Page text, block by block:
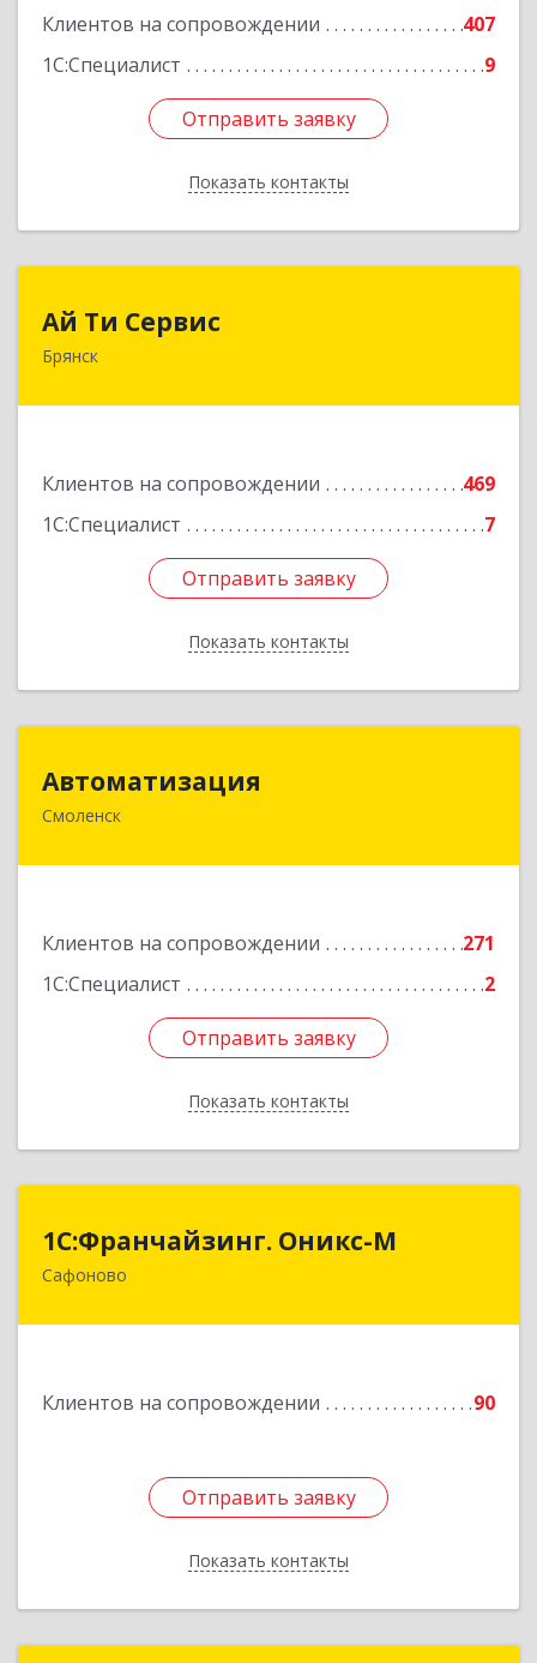
Клиентов на сопровождении
407
1С:Специалист
9
Отправить заявку
Показать контакты
Отправить заявку
Назад
Ай Ти Сервис
Брянск
Клиентов на сопровождении
469
1С:Специалист
7
Отправить заявку
Показать контакты
Отправить заявку
Назад
Автоматизация
Смоленск
Клиентов на сопровождении
271
1С:Специалист
2
Отправить заявку
Показать контакты
214019, Смоленская обл, Смоленск г, Марии
Отправить заявку
Назад
1С:Франчайзинг. Оникс-М
Сафоново
Клиентов на сопровождении 90
Отправить заявку
Показать контакты
1С:Франчайзинг. Оникс-М
215500, Смоленская обл, Сафоновский р-н,
Отправить заявку
Назад